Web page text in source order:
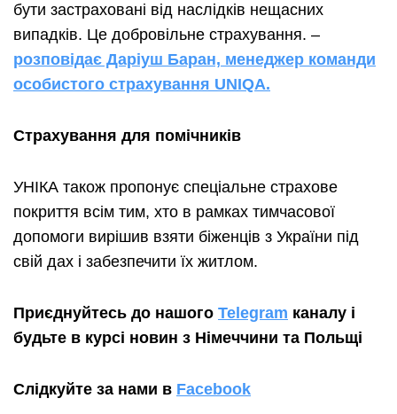
бути застраховані від наслідків нещасних
випадків. Це добровільне страхування. –
розповідає Даріуш Баран, менеджер команди
особистого страхування UNIQA.
Страхування для помічників
УНІКА також пропонує спеціальне страхове
покриття всім тим, хто в рамках тимчасової
допомоги вирішив взяти біженців з України під
свій дах і забезпечити їх житлом.
Приєднуйтесь до нашого Telegram каналу і
будьте в курсі новин з Німеччини та Польщі
Слідкуйте за нами в Facebook